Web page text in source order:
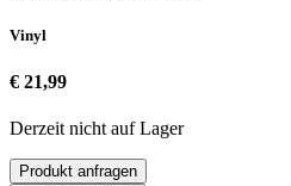
Vinyl
€ 21,99
Derzeit nicht auf Lager
Produkt anfragen